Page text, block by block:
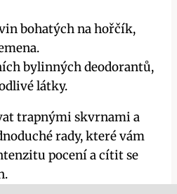
bohatých na hořčík,
bylinných deodorantů,
látky.
trapnými skvrnami a
rady, které vám
pocení a cítit se